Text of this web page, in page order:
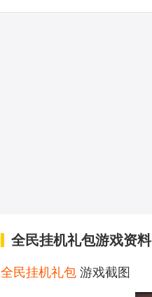
全民挂机礼包游戏资料
全民挂机礼包 游戏截图